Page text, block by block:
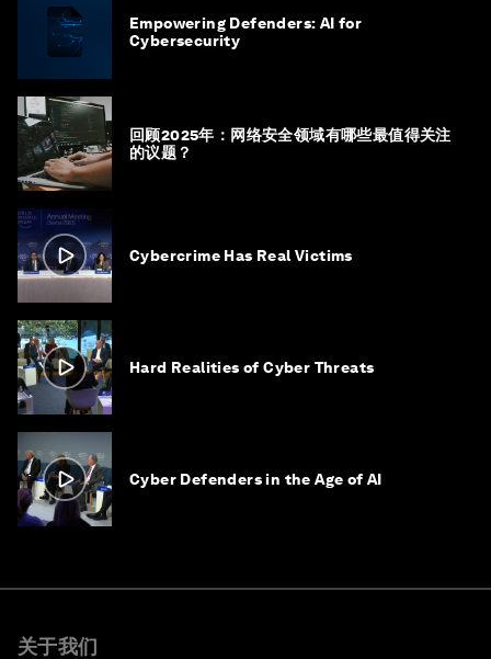
Empowering Defenders: AI for
Cybersecurity
回顾2025年：网络安全领域有哪些最值得关注
的议题？
Cybercrime Has Real Victims
Hard Realities of Cyber Threats
Cyber Defenders in the Age of AI
关于我们